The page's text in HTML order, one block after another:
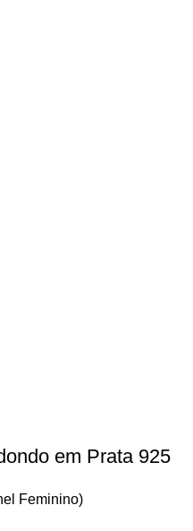
em Prata 925
Feminino)